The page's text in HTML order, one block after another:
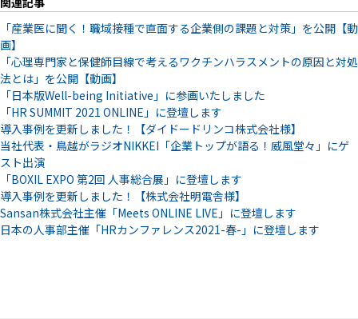
「産業医に聞く！職域接種で直面する企業側の課題と対策」を公開【動
画】
「心理専門家と保健師目線で考えるワクチンハラスメントの原因と対処
法とは」を公開【動画】
「日本版Well-being Initiative」に参画いたしました
「HR SUMMIT 2021 ONLINE」に登壇します
導入事例を更新しました！【ダイドードリンコ株式会社様】
当社代表・鳥越がラジオNIKKEI「企業トップが語る！威風堂々」にゲ
スト出演
「BOXIL EXPO 第2回 人事総合展」に登壇します
導入事例を更新しました！【株式会社明電舎様】
Sansan株式会社主催「Meets ONLINE LIVE」に登壇します
日本の人事部主催「HRカンファレンス2021-春-」に登壇します